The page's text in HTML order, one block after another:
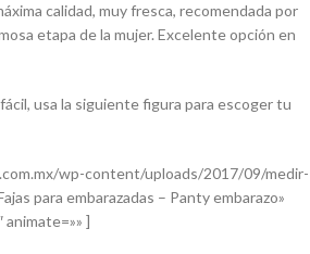
calidad, muy fresca, recomendada por
etapa de la mujer. Excelente opción en
usa la siguiente figura para escoger tu
wp-content/uploads/2017/09/medir-
para embarazadas – Panty embarazo»
]